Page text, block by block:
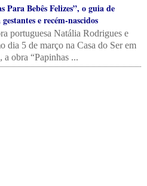
Para Bebês Felizes”, o guia de
e recém-nascidos
portuguesa Natália Rodrigues e
dia 5 de março na Casa do Ser em
obra “Papinhas ...